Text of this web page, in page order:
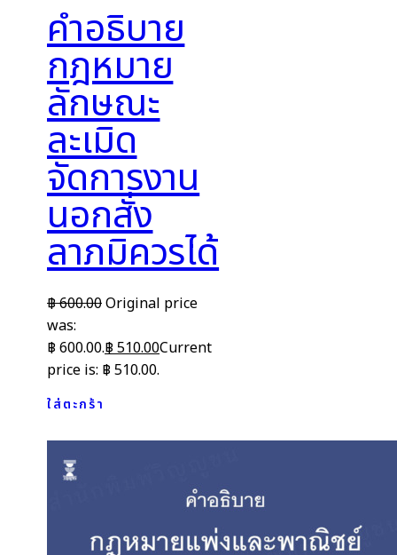
คำอธิบาย
กฎหมาย
ลักษณะ
ละเมิด
จัดการงาน
นอกสั่ง
ลาภมิควรได้
฿600.00Original price
was:
฿ 600.00.฿510.00Current
price is: ฿ 510.00.
ใส่ตะกร้า